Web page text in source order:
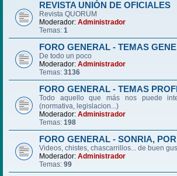
REVISTA UNIÓN DE OFICIALES
Revista QUORUM
Moderador: Administrador
Temas: 1
FORO GENERAL - TEMAS
De todo un poco
Moderador: Administrador
Temas: 3136
FORO GENERAL - TEMAS
Todo aquello que más nos puede
(normativa, legislacion...)
Moderador: Administrador
Temas: 198
FORO GENERAL - SONRIA,
Videos, chistes, chascarrillos... de buen
Moderador: Administrador
Temas: 99